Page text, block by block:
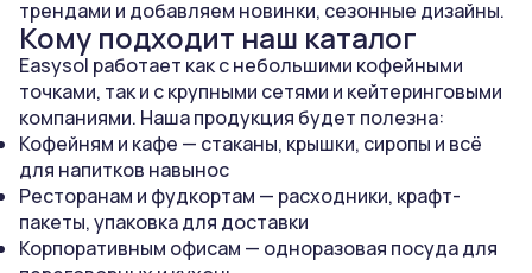
трендами и добавляем новинки, сезонные дизайны.
Кому подходит наш каталог
Easysol работает как с небольшими кофейными
точками, так и с крупными сетями и кейтеринговыми
компаниями. Наша продукция будет полезна:
Кофейням и кафе — стаканы, крышки, сиропы и всё
для напитков навынос
Ресторанам и фудкортам — расходники, крафт-
пакеты, упаковка для доставки
Корпоративным офисам — одноразовая посуда для